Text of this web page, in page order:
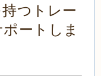
つトレー
ートしま